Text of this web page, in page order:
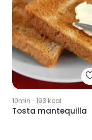
10min · 193 kcal
Tosta mantequilla